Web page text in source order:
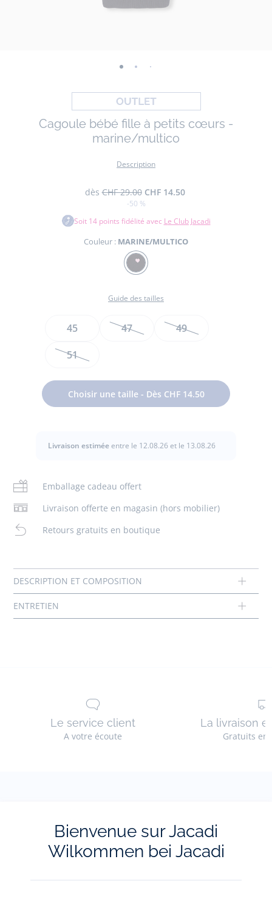
-
01 02 03
Cagoule bébé fille à petits cœurs -
marine/multico
Description
dès CHF 29.00 CHF 14.50
-50 %
Soit 14points fidélité avec Le Club Jacadi
Couleur : MARINE/MULTICO
Couleur
MARINE/MULTICO
Guide des tailles
45 47
49
51
Choisir une taille - Dès CHF 14.50
Livraison estiméeentre le 12.08.26 et le 13.08.26
Emballage cadeau offert
Livraison offerte en magasin (hors mobilier)
Retours gratuits en boutique
cagoule dévoile tout son chic en cette rentrée. Parfaite pour
couvrir tête et cou, elle est doublée en polaire et parsemée
- Cagoule bébé fille en tricot
Composition :
Réf : 2040152
Entretien :
Chlore interdit
Le service client
A votre écoute
La livraison
Gratuits en
La newsletter
Restez informés des nouveautés Jacadi : ventes
Bienvenue sur Jacadi
Wilkommen bei Jacadi